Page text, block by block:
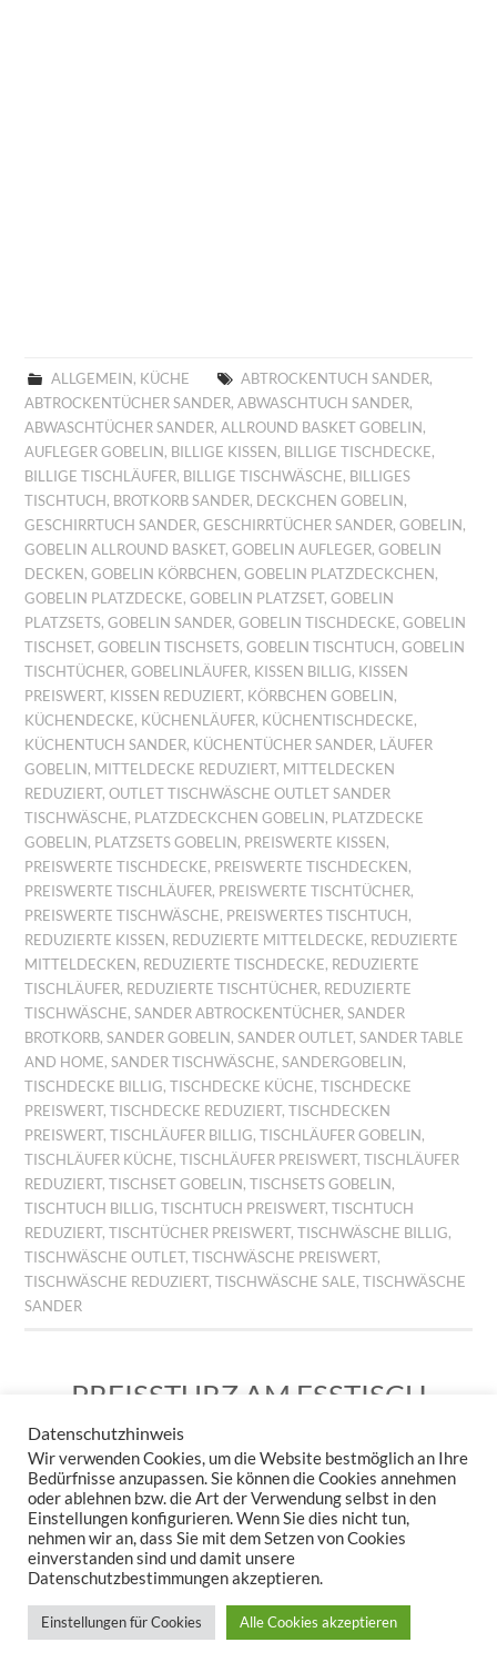
ALLGEMEIN , KÜCHE ABTROCKENTUCH SANDER,
ABTROCKENTÜCHER SANDER,ABWASCHTUCH SANDER,
ABWASCHTÜCHER SANDER,ALLROUND BASKET GOBELIN ,
AUFLEGER GOBELIN , BILLIGE KISSEN , BILLIGE TISCHDECKE,
BILLIGE TISCHLÄUFER, BILLIGE TISCHWÄSCHE, BILLIGES
TISCHTUCH , BROTKORB SANDER, DECKCHEN GOBELIN ,
GESCHIRRTUCH SANDER,GESCHIRRTÜCHER SANDER,GOBELIN ,
GOBELIN ALLROUND BASKET,GOBELIN AUFLEGER,GOBELIN
DECKEN ,GOBELIN KÖRBCHEN ,GOBELIN PLATZDECKCHEN ,
GOBELIN PLATZDECKE,GOBELIN PLATZSET,GOBELIN
PLATZSETS,GOBELIN SANDER,GOBELIN TISCHDECKE,GOBELIN
TISCHSET,GOBELIN TISCHSETS,GOBELIN TISCHTUCH ,GOBELIN
TISCHTÜCHER,GOBELINLÄUFER, KISSEN BILLIG, KISSEN
PREISWERT, KISSEN REDUZIERT, KÖRBCHEN GOBELIN ,
KÜCHENDECKE, KÜCHENLÄUFER, KÜCHENTISCHDECKE,
KÜCHENTUCH SANDER, KÜCHENTÜCHER SANDER, LÄUFER
GOBELIN , MITTELDECKE REDUZIERT, MITTELDECKEN
REDUZIERT,OUTLET TISCHWÄSCHE OUTLET SANDER
TISCHWÄSCHE, PLATZDECKCHEN GOBELIN , PLATZDECKE
GOBELIN , PLATZSETS GOBELIN , PREISWERTE KISSEN ,
PREISWERTE TISCHDECKE, PREISWERTE TISCHDECKEN ,
PREISWERTE TISCHLÄUFER, PREISWERTE TISCHTÜCHER,
PREISWERTE TISCHWÄSCHE, PREISWERTES TISCHTUCH ,
REDUZIERTE KISSEN , REDUZIERTE MITTELDECKE, REDUZIERTE
MITTELDECKEN , REDUZIERTE TISCHDECKE, REDUZIERTE
TISCHLÄUFER, REDUZIERTE TISCHTÜCHER, REDUZIERTE
TISCHWÄSCHE,SANDER ABTROCKENTÜCHER,SANDER
BROTKORB,SANDER GOBELIN ,SANDER OUTLET,SANDER TABLE
AND HOME,SANDER TISCHWÄSCHE,SANDERGOBELIN ,
TISCHDECKE BILLIG,TISCHDECKE KÜCHE,TISCHDECKE
PREISWERT,TISCHDECKE REDUZIERT,TISCHDECKEN
PREISWERT,TISCHLÄUFER BILLIG,TISCHLÄUFER GOBELIN ,
TISCHLÄUFER KÜCHE,TISCHLÄUFER PREISWERT,TISCHLÄUFER
REDUZIERT,TISCHSET GOBELIN ,TISCHSETS GOBELIN ,
TISCHTUCH BILLIG,TISCHTUCH PREISWERT,TISCHTUCH
REDUZIERT,TISCHTÜCHER PREISWERT,TISCHWÄSCHE BILLIG,
TISCHWÄSCHE OUTLET,TISCHWÄSCHE PREISWERT,
TISCHWÄSCHE REDUZIERT,TISCHWÄSCHE SALE,TISCHWÄSCHE
SANDER
PREISSTURZ AM ESSTISCH
– JETZT WIRD’S WILD!
29. JUNI 2026 KERSTIN STEPPUHN
HINTERLASSE EINEN
KOMMENTAR
Datenschutzhinweis
Wir verwenden Cookies, um die Website bestmöglich an Ihre
Bedürfnisse anzupassen. Sie können die Cookies annehmen
oder ablehnen bzw. die Art der Verwendung selbst in den
Einstellungen konfigurieren. Wenn Sie dies nicht tun,
nehmen wir an, dass Sie mit dem Setzen von Cookies
einverstanden sind und damit unsere
Datenschutzbestimmungen akzeptieren.
Einstellungen für Cookies Alle Cookies akzeptieren